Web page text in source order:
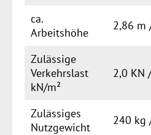
ca.
Arbeitshöhe
2,86 m
Zulässige
Verkehrslast
kN/m²
2,0 KN
Zulässiges
Nutzgewicht
240 kg